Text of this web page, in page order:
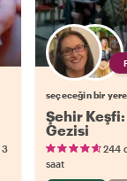
3
seçeceğin bir
Şehir
Gezisi
244
saat